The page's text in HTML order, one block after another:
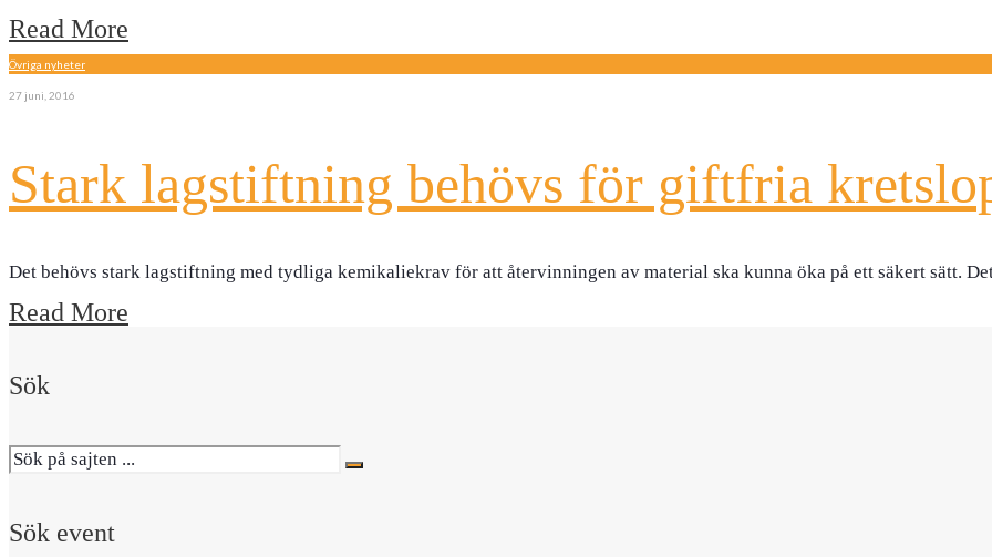
Read More
Övriga nyheter
27 juni, 2016
Stark lagstiftning behövs för giftfria
Det behövs stark lagstiftning med tydliga kemikaliekrav för att återvinningen av material ska kunna öka på ett säkert sätt.
Read More
Sök
Sök event